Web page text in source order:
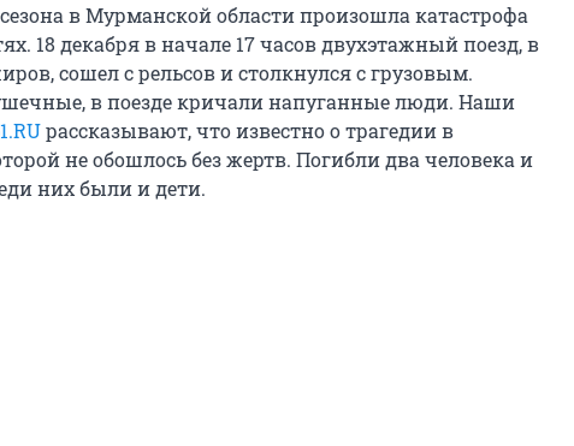
в Мурманской области произошла катастрофа
18 декабря в начале 17 часов двухэтажный поезд, в
сошел с рельсов и столкнулся с грузовым.
в поезде кричали напуганные люди. Наши
рассказывают, что известно о трагедии в
не обошлось без жертв. Погибли два человека и
них были и дети.